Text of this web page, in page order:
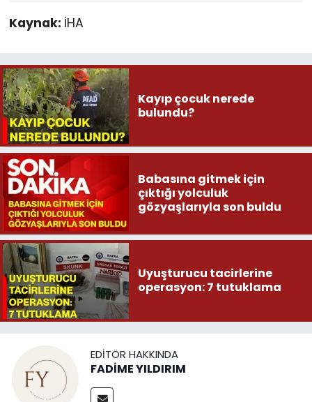
Kaynak: İHA
Kayıp çocuk nerede
bulundu?
Babasına gitmek için
çıktığı yolculuk
gözyaşlarıyla son buldu
Uyuşturucu tacirlerine
operasyon: 7 tutuklama
EDITÖR HAKKINDA
FADİME YILDIRIM